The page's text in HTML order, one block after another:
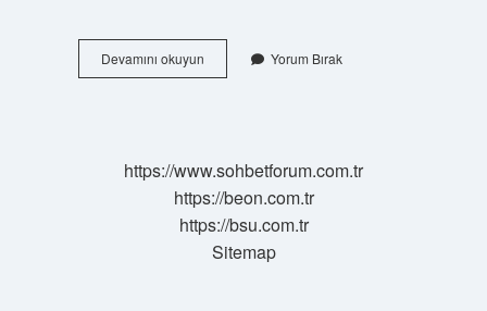
Devamını okuyunKalın
iple
?
Yorum Bırak
https://www.sohbetforum.com.tr
https://beon.com.tr
https://bsu.com.tr
Sitemap